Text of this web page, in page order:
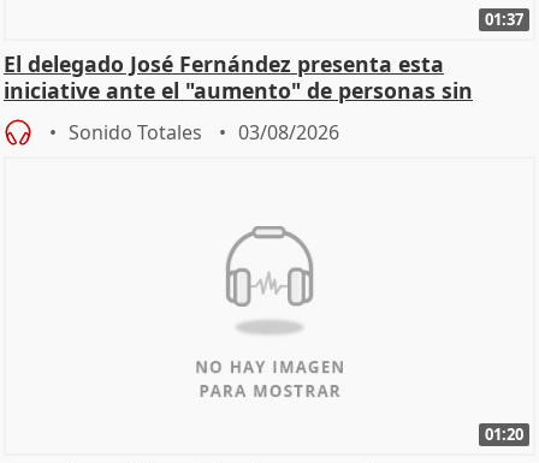
01:37
El delegado José Fernández presenta esta
iniciative ante el "aumento" de personas sin
hogar en Madri
Sonido Totales 03/08/2026
01:20